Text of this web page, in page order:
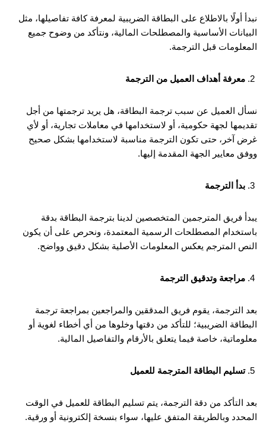
نبدأ أولًا بالاطلاع على البطاقة الضريبية لمعرفة كافة تفاصيلها، مثل
البيانات الأساسية والمصطلحات المالية، ونتأكد من وضوح جميع
المعلومات قبل الترجمة.
معرفة أهداف العميل من الترجمة
نسأل العميل عن سبب ترجمة البطاقة، هل يريد ترجمتها من أجل
تقديمها لجهة حكومية، أو لاستخدامها في معاملات تجارية، أو لأي
غرض آخر، حتى تكون الترجمة مناسبة لاستخدامها بشكل صحيح
ووفق معايير الجهة المقدمة إليها.
بدأ الترجمة
يبدأ فريق المترجمين المتخصصين لدينا بترجمة البطاقة بدقة
باستخدام المصطلحات الرسمية المعتمدة، ونحرص على أن يكون
النص المترجم يعكس المعلومات الأصلية بشكل دقيق وواضح.
مراجعة وتدقيق الترجمة
بعد الترجمة، يقوم فريق المدققين والمراجعين بمراجعة ترجمة
البطاقة الضريبية؛ للتأكد من دقتها وخلوها من أي أخطاء لغوية أو
معلوماتية، خاصة فيما يتعلق بالأرقام والتفاصيل المالية.
تسليم البطاقة المترجمة للعميل
بعد التأكد من دقة الترجمة، يتم تسليم البطاقة للعميل في الوقت
المحدد وبالطريقة المتفق عليها، سواء بنسخة إلكترونية أو ورقية.